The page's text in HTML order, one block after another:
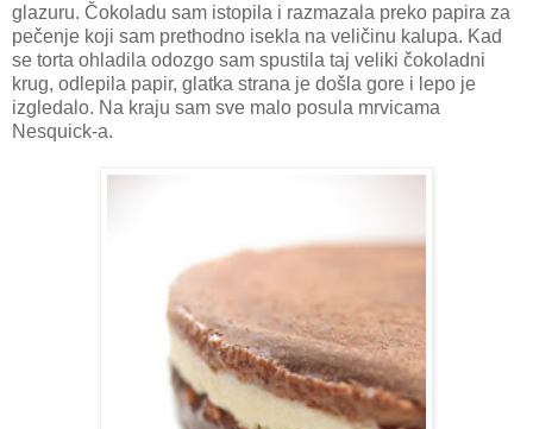
glazuru. Čokoladu sam istopila i razmazala preko papira za
pečenje koji sam prethodno isekla na veličinu kalupa. Kad
se torta ohladila odozgo sam spustila taj veliki čokoladni
krug, odlepila papir, glatka strana je došla gore i lepo je
izgledalo. Na kraju sam sve malo posula mrvicama
Nesquick-a.